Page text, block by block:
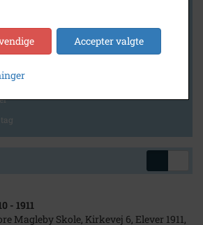
- 1911
Magleby Skole, Kirkevej 6, Elever 1911,
Accepter valgte